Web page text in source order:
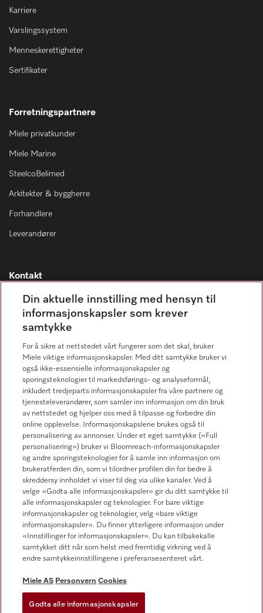
Karriere
Varslingssystem
Menneskerettigheter
Sertifikater
Forretningspartnere
Miele privatkunder
Miele Marine
SteelcoBelimed
Arkitekter & byggherre
Forhandlere
Leverandører
Kontakt
Kontaktoversikt
Miele Professional Service
67 17 34 40
Forbrukerkontakt
67 17 31 00
Forhandlersøk
Følg Miele Professional
Personvern
Vilkår for bruk
Din aktuelle innstilling med hensyn til
informasjonskapsler som krever
samtykke
For å sikre at nettstedet vårt fungerer som det skal, bruker
Miele viktige informasjonskapsler. Med ditt samtykke bruker vi
også ikke-essensielle informasjonskapsler og
sporingsteknologier til markedsførings- og analyseformål,
inkludert tredjeparts informasjonskapsler fra våre partnere og
tjenesteleverandører, som samler inn informasjon om din bruk
av nettstedet og hjelper oss med å tilpasse og forbedre din
online opplevelse. Informasjonskapslene brukes også til
personalisering av annonser. Under et eget samtykke («Full
personalisering») bruker vi Bloomreach-informasjonskapsler
og andre sporingsteknologier for å samle inn informasjon om
brukeratferden din, som vi tilordner profilen din for bedre å
skreddersy innholdet vi viser til deg via ulike kanaler. Ved å
velge «Godta alle informasjonskapsler» gir du ditt samtykke til
alle informasjonskapsler og teknologier. For bare viktige
informasjonskapsler og teknologier, velg «bare viktige
informasjonskapsler». Du finner ytterligere informasjon under
«Innstillinger for informasjonskapsler». Du kan tilbakekalle
samtykket ditt når som helst med fremtidig virkning ved å
endre samtykkeinnstillingene i preferansesenteret vårt.
Miele AS Personvern Cookies
Godta alle informasjonskapsler